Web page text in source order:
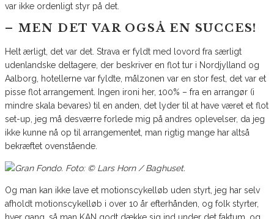
var ikke ordenligt styr på det.
– MEN DET VAR OGSÅ EN SUCCES!
Helt ærligt, det var det. Strava er fyldt med lovord fra særligt
udenlandske deltagere, der beskriver en flot tur i Nordjylland og
Aalborg, hotellerne var fyldte, målzonen var en stor fest, det var et
pisse flot arrangement. Ingen ironi her, 100% – fra en arrangør (i
mindre skala bevares) til en anden, det lyder til at have været et flot
set-up, jeg må desværre forlede mig på andres oplevelser, da jeg
ikke kunne nå op til arrangementet, man rigtig mange har altså
bekræftet ovenstående.
Og man kan ikke lave et motionscykelløb uden styrt, jeg har selv
afholdt motionscykelløb i over 10 år efterhånden, og folk styrter,